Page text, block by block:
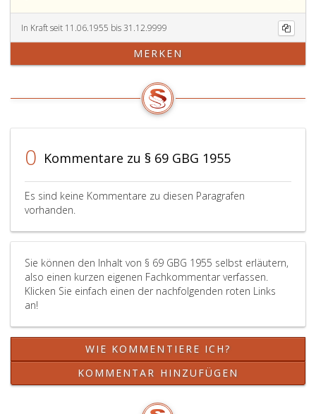
In Kraft seit 11.06.1955 bis 31.12.9999
MERKEN
0 Kommentare zu § 69 GBG 1955
Es sind keine Kommentare zu diesen Paragrafen
vorhanden.
Sie können den Inhalt von § 69 GBG 1955 selbst erläutern,
also einen kurzen eigenen Fachkommentar verfassen.
Klicken Sie einfach einen der nachfolgenden roten Links
an!
WIE KOMMENTIERE ICH?
KOMMENTAR HINZUFÜGEN